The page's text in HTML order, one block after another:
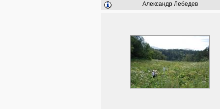
Александр Лебедев